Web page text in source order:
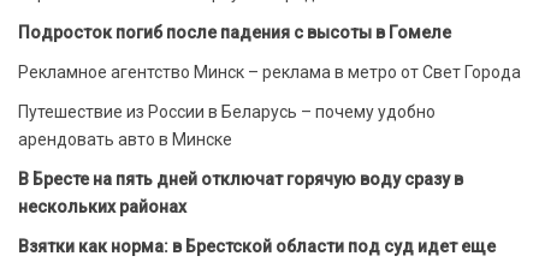
Подросток погиб после падения с высоты в Гомеле
Рекламное агентство Минск – реклама в метро от Свет Города
Путешествие из России в Беларусь – почему удобно
арендовать авто в Минске
В Бресте на пять дней отключат горячую воду сразу в
нескольких районах
Взятки как норма: в Брестской области под суд идет еще